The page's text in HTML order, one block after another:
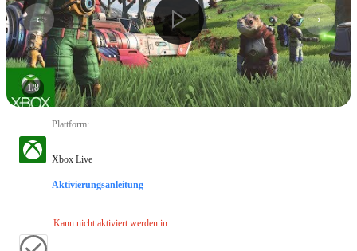
1/8
Plattform:
Xbox Live
Aktivierungsanleitung
Kann nicht aktiviert werden in: